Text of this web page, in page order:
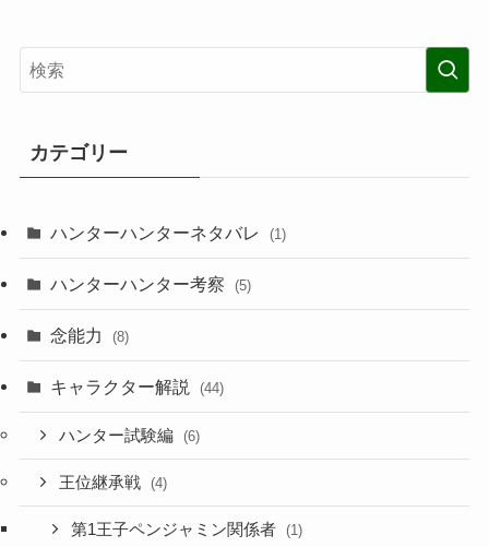
カテゴリー
ハンターハンターネタバレ (1)
ハンターハンター考察 (5)
念能力 (8)
キャラクター解説 (44)
ハンター試験編 (6)
王位継承戦 (4)
第1王子ペンジャミン関係者 (1)